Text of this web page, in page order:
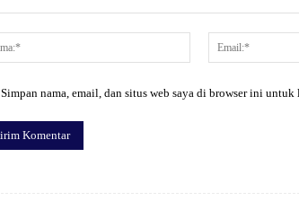
Nama:*
Simpan nama, email, dan situs web saya di browser ini